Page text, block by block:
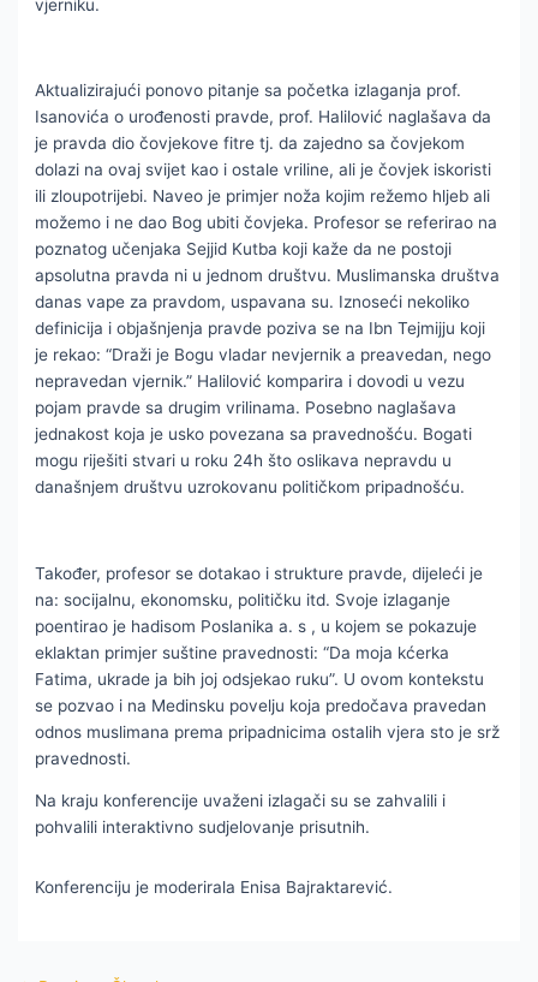
vjerniku.
Aktualizirajući ponovo pitanje sa početka izlaganja prof.
Isanovića o urođenosti pravde, prof. Halilović naglašava da
je pravda dio čovjekove fitre tj. da zajedno sa čovjekom
dolazi na ovaj svijet kao i ostale vriline, ali je čovjek iskoristi
ili zloupotrijebi. Naveo je primjer noža kojim režemo hljeb ali
možemo i ne dao Bog ubiti čovjeka. Profesor se referirao na
poznatog učenjaka Sejjid Kutba koji kaže da ne postoji
apsolutna pravda ni u jednom društvu. Muslimanska društva
danas vape za pravdom, uspavana su. Iznoseći nekoliko
definicija i objašnjenja pravde poziva se na Ibn Tejmijju koji
je rekao: “Draži je Bogu vladar nevjernik a preavedan, nego
nepravedan vjernik.” Halilović komparira i dovodi u vezu
pojam pravde sa drugim vrilinama. Posebno naglašava
jednakost koja je usko povezana sa pravednošću. Bogati
mogu riješiti stvari u roku 24h što oslikava nepravdu u
današnjem društvu uzrokovanu političkom pripadnošću.
Također, profesor se dotakao i strukture pravde, dijeleći je
na: socijalnu, ekonomsku, političku itd. Svoje izlaganje
poentirao je hadisom Poslanika a. s , u kojem se pokazuje
eklaktan primjer suštine pravednosti: “Da moja kćerka
Fatima, ukrade ja bih joj odsjekao ruku”. U ovom kontekstu
se pozvao i na Medinsku povelju koja predočava pravedan
odnos muslimana prema pripadnicima ostalih vjera sto je srž
pravednosti.
Na kraju konferencije uvaženi izlagači su se zahvalili i
pohvalili interaktivno sudjelovanje prisutnih.
Konferenciju je moderirala Enisa Bajraktarević.